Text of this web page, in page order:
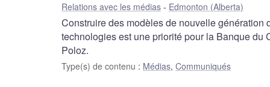
Relations avec les médias Edmonton (Alberta)
Construire des modèles de nouvelle génération
technologies est une priorité pour la Banque du
Poloz.
Type(s) de contenu : Médias, Communiqués